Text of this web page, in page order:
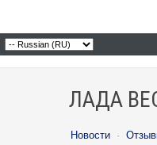
ЛАДА
Новости ·